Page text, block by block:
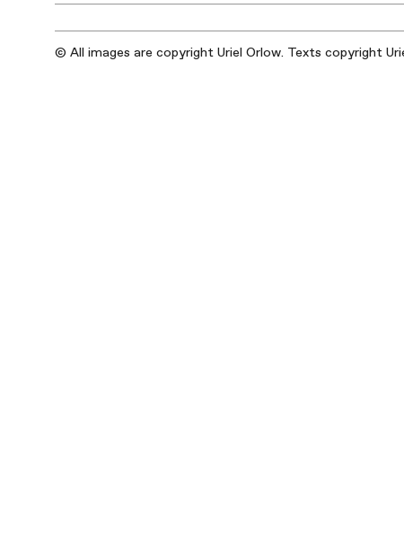
© All images are copyright Uriel Orlow. Texts copyright